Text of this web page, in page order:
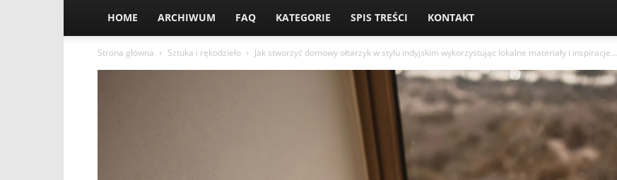
HOME ARCHIWUM FAQ KATEGORIE SPIS TREŚCI KONTAKT
Strona główna Sztuka i rękodzieło Jak stworzyć domowy ołtarzyk w stylu indyjskim wykorzystując lokalne materiały i inspiracje...